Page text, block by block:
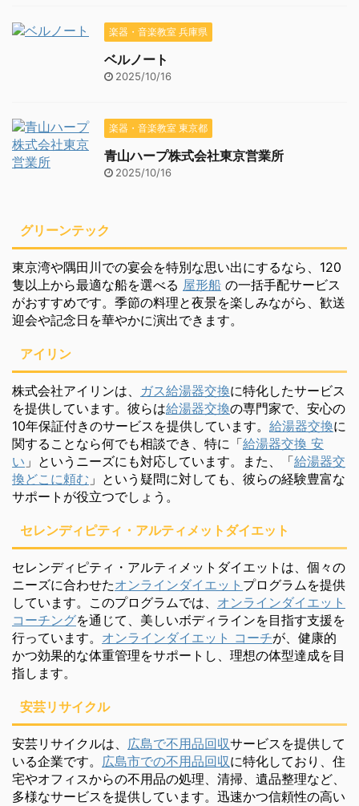
楽器・音楽教室 兵庫県
ベルノート
2025/10/16
楽器・音楽教室 東京都
青山ハープ株式会社東京営業所
2025/10/16
グリーンテック
東京湾や隅田川での宴会を特別な思い出にするなら、120
隻以上から最適な船を選べる 屋形船 の一括手配サービス
がおすすめです。季節の料理と夜景を楽しみながら、歓送
迎会や記念日を華やかに演出できます。
アイリン
株式会社アイリンは、 ガス給湯器交換に特化したサービス
を提供しています。彼らは給湯器交換の専門家で、安心の
10年保証付きのサービスを提供しています。 給湯器交換に
関することなら何でも相談でき、特に「給湯器交換 安
い 」というニーズにも対応しています。また、「給湯器交
換どこに頼む 」という疑問に対しても、彼らの経験豊富な
サポートが役立つでしょう。
セレンディピティ・アルティメットダイエット
セレンディピティ・アルティメットダイエットは、個々の
ニーズに合わせたオンラインダイエット プログラムを提供
しています。このプログラムでは、 オンラインダイエット
コーチングを通じて、美しいボディラインを目指す支援を
行っています。 オンラインダイエット コーチが、健康的
かつ効果的な体重管理をサポートし、理想の体型達成を目
指します。
安芸リサイクル
安芸リサイクルは、 広島で不用品回収サービスを提供して
いる企業です。 広島市での不用品回収に特化しており、住
宅やオフィスからの不用品の処理、清掃、遺品整理など、
多様なサービスを提供しています。迅速かつ信頼性の高い